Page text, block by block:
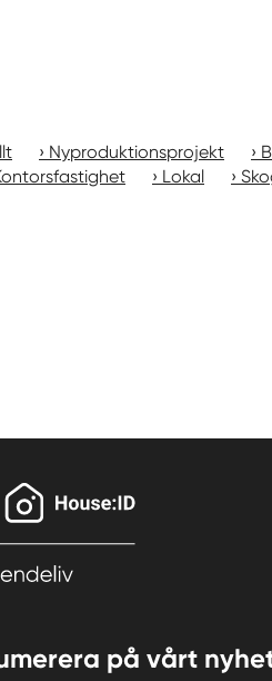
Nyproduktionsprojekt
Lokal
på vårt